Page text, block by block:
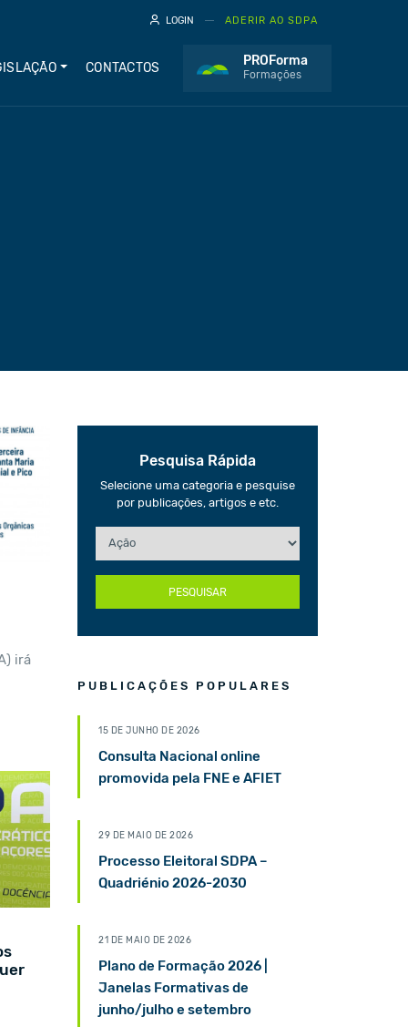
LOGIN ADERIR AO SDPA
CONTACTOS
PROForma
Formações
irá
Pesquisa Rápida
Selecione uma categoria e pesquise
por publicações, artigos e etc.
PESQUISAR
PUBLICAÇÕES POPULARES
15 DE JUNHO DE 2026
Consulta Nacional online
promovida pela FNE e AFIET
29 DE MAIO DE 2026
Processo Eleitoral SDPA –
Quadriénio 2026-2030
21 DE MAIO DE 2026
Plano de Formação 2026 |
Janelas Formativas de
junho/julho e setembro